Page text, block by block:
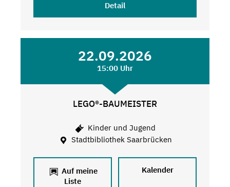
Detail
22.09.2026
15:00 Uhr
LEGO®-BAUMEISTER
Kinder und Jugend
Stadtbibliothek Saarbrücken
Auf meine
Liste
Kalender